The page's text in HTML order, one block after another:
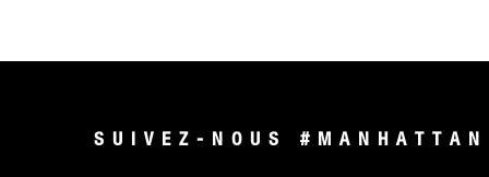
SUIVEZ-NOUS #MANHATTAN